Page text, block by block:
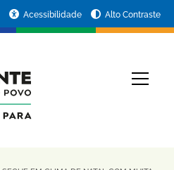
Acessibilidade Alto Contraste